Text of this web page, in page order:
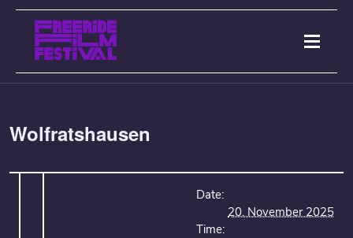
Wolfratshausen
Date:
20. November 2025
Time: